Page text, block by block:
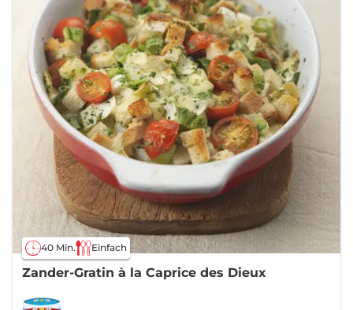
40 Min. Einfach
Zander-Gratin à la Caprice des Dieux